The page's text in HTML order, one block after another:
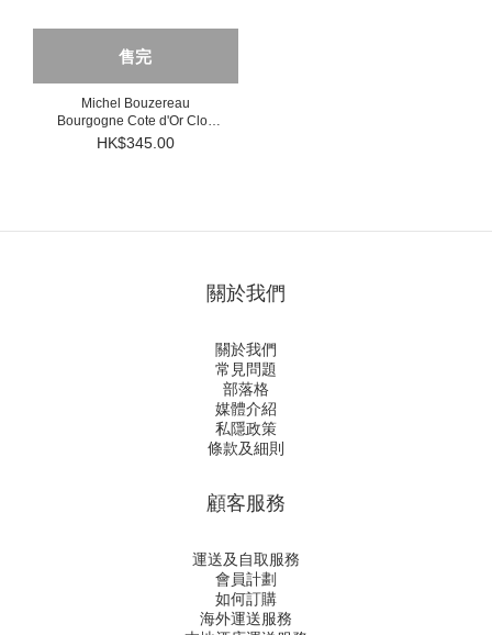
售完
Michel Bouzereau
Bourgogne Cote d'Or Clos
du Moulin 2019
HK$345.00
關於我們
關於我們
常見問題
部落格
媒體介紹
私隱政策
條款及細則
顧客服務
運送及自取服務
會員計劃
如何訂購
海外運送服務